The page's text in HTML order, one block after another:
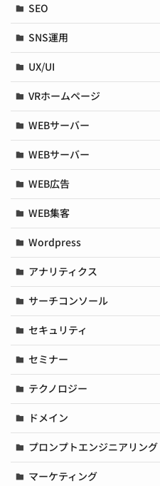
SEO
SNS運用
UX/UI
VRホームページ
WEBサーバー
WEBサーバー
WEB広告
WEB集客
Wordpress
アナリティクス
サーチコンソール
セキュリティ
セミナー
テクノロジー
ドメイン
プロンプトエンジニアリング
マーケティング